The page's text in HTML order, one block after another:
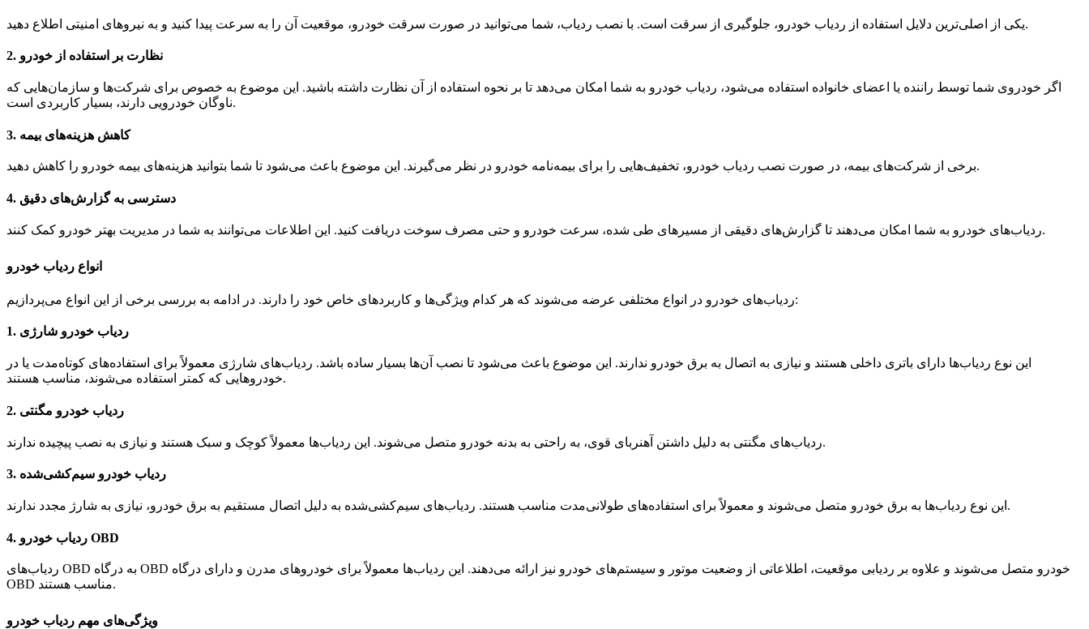
یکی از اصلی‌ترین دلایل استفاده از ردیاب خودرو، جلوگیری از سرقت است. با نصب ردیاب، شما می‌توانید در صورت سرقت خودرو، موقعیت آن را به سرعت پیدا کنید و به نیروهای امنیتی اطلاع دهید.
2. نظارت بر استفاده از خودرو
اگر خودروی شما توسط راننده یا اعضای خانواده استفاده می‌شود، ردیاب خودرو به شما امکان می‌دهد تا بر نحوه استفاده از آن نظارت داشته باشید. این موضوع به خصوص برای شرکت‌ها و سازمان‌هایی که
ناوگان خودرویی دارند، بسیار کاربردی است.
3. کاهش هزینه‌های بیمه
برخی از شرکت‌های بیمه، در صورت نصب ردیاب خودرو، تخفیف‌هایی را برای بیمه‌نامه خودرو در نظر می‌گیرند. این موضوع باعث می‌شود تا شما بتوانید هزینه‌های بیمه خودرو را کاهش دهید.
4. دسترسی به گزارش‌های دقیق
ردیاب‌های خودرو به شما امکان می‌دهند تا گزارش‌های دقیقی از مسیرهای طی شده، سرعت خودرو و حتی مصرف سوخت دریافت کنید. این اطلاعات می‌توانند به شما در مدیریت بهتر خودرو کمک کنند.
انواع ردیاب خودرو
ردیاب‌های خودرو در انواع مختلفی عرضه می‌شوند که هر کدام ویژگی‌ها و کاربردهای خاص خود را دارند. در ادامه به بررسی برخی از این انواع می‌پردازیم:
1. ردیاب خودرو شارژی
این نوع ردیاب‌ها دارای باتری داخلی هستند و نیازی به اتصال به برق خودرو ندارند. این موضوع باعث می‌شود تا نصب آن‌ها بسیار ساده باشد. ردیاب‌های شارژی معمولاً برای استفاده‌های کوتاه‌مدت یا در
خودروهایی که کمتر استفاده می‌شوند، مناسب هستند.
2. ردیاب خودرو مگنتی
ردیاب‌های مگنتی به دلیل داشتن آهنربای قوی، به راحتی به بدنه خودرو متصل می‌شوند. این ردیاب‌ها معمولاً کوچک و سبک هستند و نیازی به نصب پیچیده ندارند.
3. ردیاب خودرو سیم‌کشی‌شده
این نوع ردیاب‌ها به برق خودرو متصل می‌شوند و معمولاً برای استفاده‌های طولانی‌مدت مناسب هستند. ردیاب‌های سیم‌کشی‌شده به دلیل اتصال مستقیم به برق خودرو، نیازی به شارژ مجدد ندارند.
4. ردیاب خودرو OBD
ردیاب‌های OBD به درگاه OBD خودرو متصل می‌شوند و علاوه بر ردیابی موقعیت، اطلاعاتی از وضعیت موتور و سیستم‌های خودرو نیز ارائه می‌دهند. این ردیاب‌ها معمولاً برای خودروهای مدرن و دارای درگاه
OBD مناسب هستند.
ویژگی‌های مهم ردیاب خودرو